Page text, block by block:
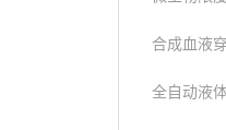
合成血液
全自动液